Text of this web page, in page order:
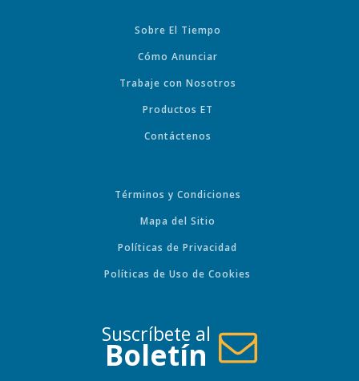
Sobre El Tiempo
Cómo Anunciar
Trabaje con Nosotros
Productos ET
Contáctenos
Términos y Condiciones
Mapa del Sitio
Políticas de Privacidad
Políticas de Uso de Cookies
Suscríbete al
Boletín